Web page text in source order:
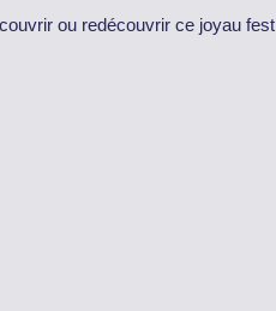
ou redécouvrir ce joyau